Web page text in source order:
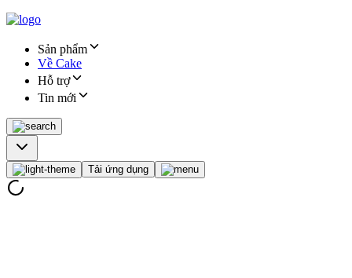
Sản phẩm
Về Cake
Hỗ trợ
Tin mới
Tải ứng dụng